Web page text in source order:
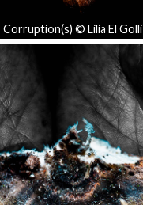
Corruption(s) © Lilia El Golli